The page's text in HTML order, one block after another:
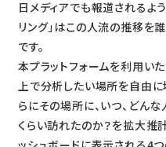
日メディアでも報道されるよ
リング」はこの人流の推移を
です。
本プラットフォームを利用い
上で分析したい場所を自由に
らにその場所に、いつ、どん
くらい訪れたのか？を拡大推